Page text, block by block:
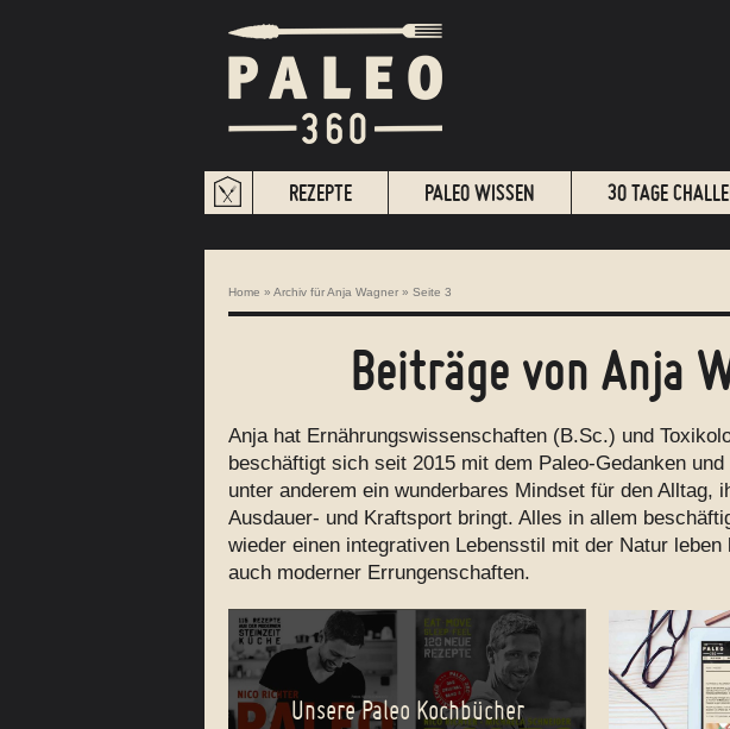
REZEPTE PALEO WISSEN 30 TAGE
Home » Archiv für Anja Wagner » Seite 3
Beiträge von Anja
Anja hat Ernährungswissenschaften (B.Sc.) und
beschäftigt sich seit 2015 mit dem Paleo-Gedanken
unter anderem ein wunderbares Mindset für den Alltag,
Ausdauer- und Kraftsport bringt. Alles in allem
wieder einen integrativen Lebensstil mit der Natur leben
auch moderner Errungenschaften.
Unsere Paleo Kochbücher